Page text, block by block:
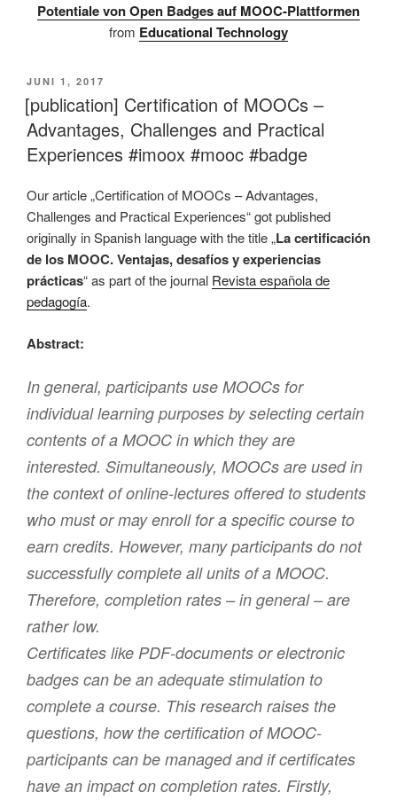
Potentiale von Open Badges auf MOOC-Plattformen
from Educational Technology
VERÖFFENTLICHT
AM
JUNI 1, 2017
[publication] Certification of MOOCs –
Advantages, Challenges and Practical
Experiences #imoox #mooc #badge
Our article „Certification of MOOCs – Advantages,
Challenges and Practical Experiences“ got published
originally in Spanish language with the title „La certificación
de los MOOC. Ventajas, desafíos y experiencias
prácticas“ as part of the journal Revista española de
pedagogía.
Abstract:
In general, participants use MOOCs for
individual learning purposes by selecting certain
contents of a MOOC in which they are
interested. Simultaneously, MOOCs are used in
the context of online-lectures offered to students
who must or may enroll for a specific course to
earn credits. However, many participants do not
successfully complete all units of a MOOC.
Therefore, completion rates – in general – are
rather low.
Certificates like PDF-documents or electronic
badges can be an adequate stimulation to
complete a course. This research raises the
questions, how the certification of MOOC-
participants can be managed and if certificates
have an impact on completion rates. Firstly,